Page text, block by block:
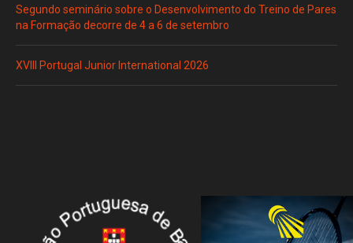
Segundo seminário sobre o Desenvolvimento do Treino de Pares
na Formação decorre de 4 a 6 de setembro
XVIII Portugal Junior International 2026